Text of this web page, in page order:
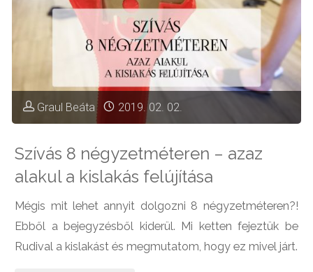
legkisebb
Airbnb
lakása
Graul Beáta 2019. 02. 02.
Szívás 8 négyzetméteren – azaz
alakul a kislakás felújítása
Mégis mit lehet annyit dolgozni 8 négyzetméteren?!
Ebből a bejegyzésből kiderül. Mi ketten fejeztük be
Rudival a kislakást és megmutatom, hogy ez mivel járt.